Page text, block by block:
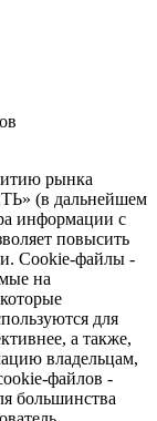
рынка
(в дальнейшем
информации с
повысить
Сookie-файлы -
на
для
а также,
владельцам,
файлов -
большинства